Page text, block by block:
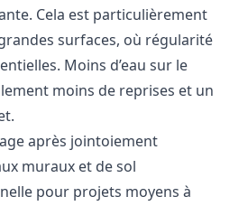
Cela est particulièrement
surfaces, où régularité
Moins d’eau sur le
moins de reprises et un
après jointoiement
muraux et de sol
pour projets moyens à